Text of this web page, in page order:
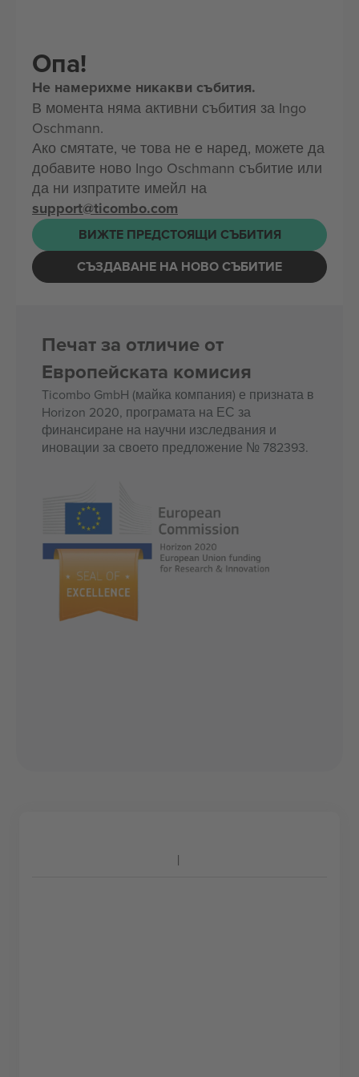
Опа!
Не намерихме никакви събития.
В момента няма активни събития за Ingo
Oschmann.
Ако смятате, че това не е наред, можете да
добавите ново Ingo Oschmann събитие или
да ни изпратите имейл на
support@ticombo.com
ВИЖТЕ ПРЕДСТОЯЩИ СЪБИТИЯ
СЪЗДАВАНЕ НА НОВО СЪБИТИЕ
Печат за отличие от
Европейската комисия
Ticombo GmbH (майка компания) е призната в
Horizon 2020, програмата на ЕС за
финансиране на научни изследвания и
иновации за своето предложение № 782393.